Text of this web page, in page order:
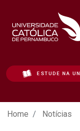
ESTUDE NA
Notícias -
Home Notícias